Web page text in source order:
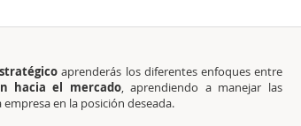
aprenderás los diferentes enfoques entre
hacia el mercado, aprendiendo a manejar las
en la posición deseada.